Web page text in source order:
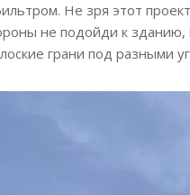
Не зря этот
не подойди к
грани под разными